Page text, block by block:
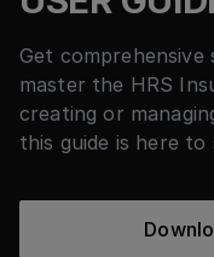
Get
master the HRS
creating or
this guide is here